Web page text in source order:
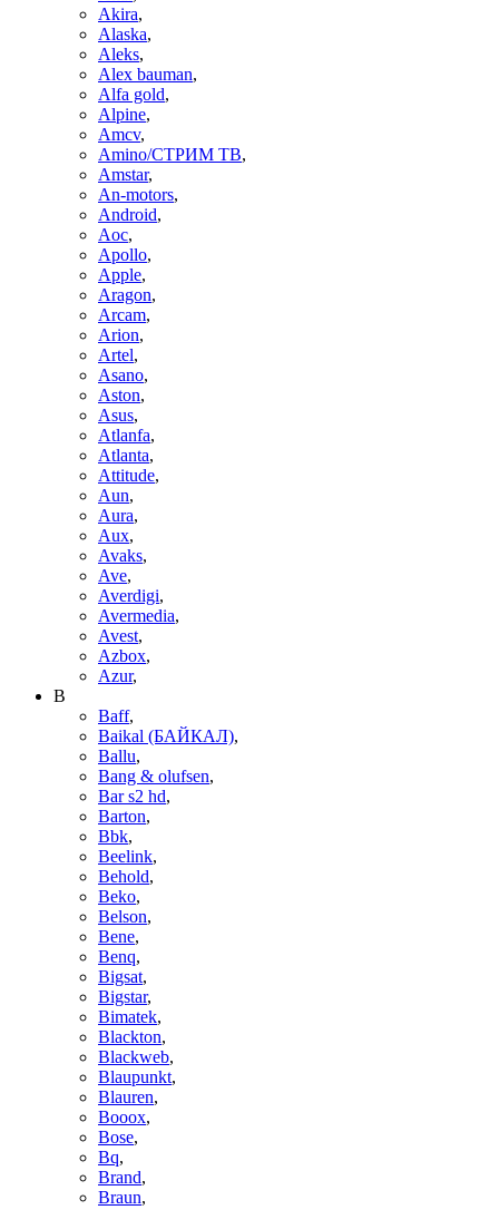
Akira,
Alaska,
Aleks,
Alex bauman,
Alfa gold,
Alpine,
Amcv,
Amino/СТРИМ ТВ,
Amstar,
An-motors,
Android,
Aoc,
Apollo,
Apple,
Aragon,
Arcam,
Arion,
Artel,
Asano,
Aston,
Asus,
Atlanfa,
Atlanta,
Attitude,
Aun,
Aura,
Aux,
Avaks,
Ave,
Averdigi,
Avermedia,
Avest,
Azbox,
Azur,
B
Baff,
Baikal (БАЙКАЛ),
Ballu,
Bang & olufsen,
Bar s2 hd,
Barton,
Bbk,
Beelink,
Behold,
Beko,
Belson,
Bene,
Benq,
Bigsat,
Bigstar,
Bimatek,
Blackton,
Blackweb,
Blaupunkt,
Blauren,
Booox,
Bose,
Bq,
Brand,
Braun,